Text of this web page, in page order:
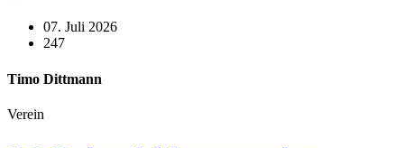
07. Juli 2026
247
Timo Dittmann
Verein